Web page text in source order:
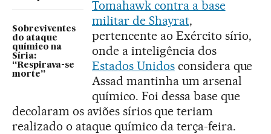
Sobreviventes
do ataque
químico na
Síria:
“Respirava-se
morte”
Tomahawk contra a base
militar de Shayrat,
pertencente ao Exército sírio,
onde a inteligência dos
Estados Unidosconsidera que
Assad mantinha um arsenal
químico. Foi dessa base que
decolaram os aviões sírios que teriam
realizado o ataque químico da terça-feira.